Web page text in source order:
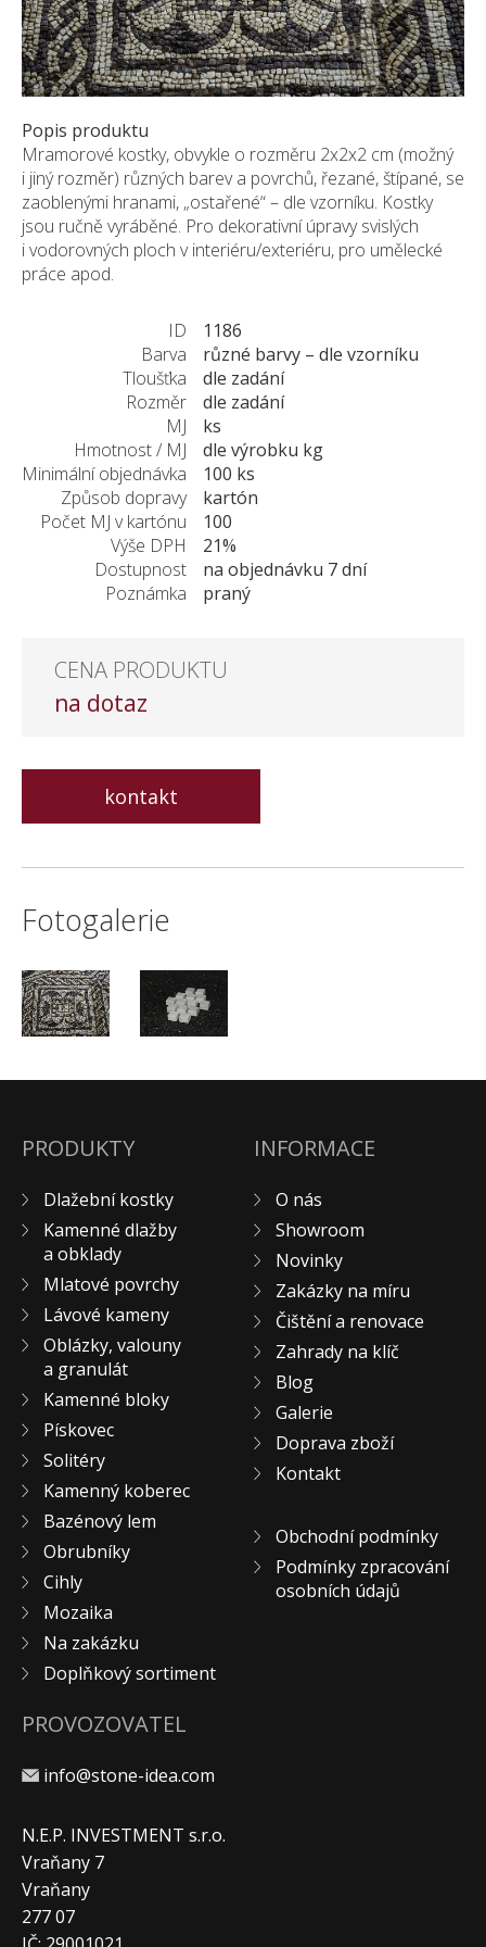
Pískovec
Solitéry
Kamenné bloky
Výrobky z kamene na zakázku
BERA GRAVEL FIX
Creative Floor
Terazzo
Doplňkový sortiment
DLAŽEBNÍ KOSTKY
MLATOVÉ POVRCHY
ZAKÁZKY NA MÍRU
NOVINKY
BLOG
KONTAKT
Popis produktu
Mramorové kostky, obvykle o rozměru 2x2x2 cm (možný
i jiný rozměr) různých barev a povrchů, řezané, štípané, se
zaoblenými hranami, „ostařené“ – dle vzorníku. Kostky
jsou ručně vyráběné. Pro dekorativní úpravy svislých
i vodorovných ploch v interiéru/exteriéru, pro umělecké
práce apod.
ID
1186
Barva
různé barvy – dle vzorníku
Tloušťka
dle zadání
Rozměr
dle zadání
MJ
ks
Hmotnost / MJ
dle výrobku kg
Minimální objednávka
100 ks
Způsob dopravy
kartón
Počet MJ v kartónu
100
Výše DPH
21%
Dostupnost
na objednávku 7 dní
Poznámka
praný
CENA PRODUKTU
na dotaz
kontakt
Fotogalerie
PRODUKTY
Dlažební kostky
Kamenné dlažby
a obklady
Mlatové povrchy
Lávové kameny
Oblázky, valouny
a granulát
Kamenné bloky
Pískovec
Solitéry
Kamenný koberec
Bazénový lem
Obrubníky
Cihly
Mozaika
Na zakázku
Doplňkový sortiment
INFORMACE
O nás
Showroom
Novinky
Zakázky na míru
Čištění a renovace
Zahrady na klíč
Blog
Galerie
Doprava zboží
Kontakt
Obchodní podmínky
Podmínky zpracování
osobních údajů
PROVOZOVATEL
info@stone-idea.com
N.E.P. INVESTMENT s.r.o.
Vraňany 7
Vraňany
277 07